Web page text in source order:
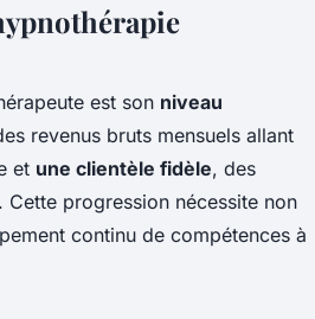
est son niveau
revenus bruts mensuels allant
et une clientèle fidèle, des
progression nécessite non
continu de compétences à